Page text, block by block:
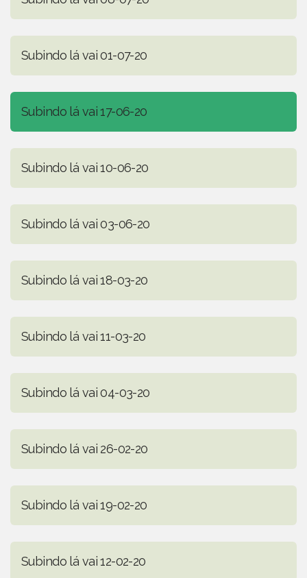
Subindo lá vai 01-07-20
Subindo lá vai 17-06-20
Subindo lá vai 10-06-20
Subindo lá vai 03-06-20
Subindo lá vai 18-03-20
Subindo lá vai 11-03-20
Subindo lá vai 04-03-20
Subindo lá vai 26-02-20
Subindo lá vai 19-02-20
Subindo lá vai 12-02-20